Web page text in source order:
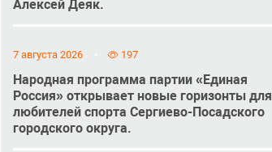
Алексей Деяк.
7 августа 2026 197
Народная программа партии «Единая
Россия» открывает новые горизонты для
любителей спорта Сергиево-Посадского
городского округа.